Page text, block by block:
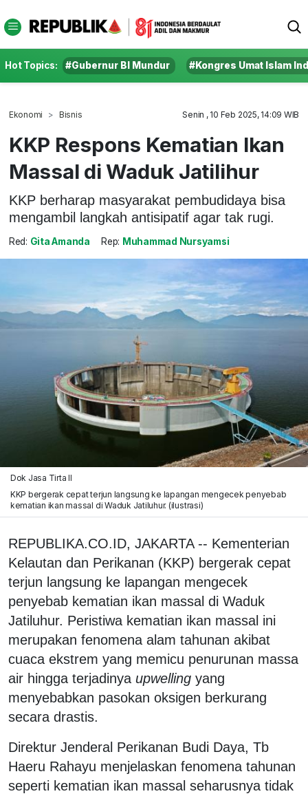
Hot Topics: #Gubernur BI Mundur #Kongres Umat Islam
Ekonomi Bisnis Senin , 10 Feb 2025, 14:09 WIB
KKP Respons Kematian Ikan
Massal di Waduk Jatilihur
KKP berharap masyarakat pembudidaya bisa
mengambil langkah antisipatif agar tak rugi.
Red: Gita Amanda Rep: Muhammad Nursyamsi
Dok Jasa Tirta II
KKP bergerak cepat terjun langsung ke lapangan mengecek penyebab
kematian ikan massal di Waduk Jatiluhur. (ilustrasi)
REPUBLIKA.CO.ID, JAKARTA -- Kementerian
Kelautan dan Perikanan (KKP) bergerak cepat
terjun langsung ke lapangan mengecek
penyebab kematian ikan massal di Waduk
Jatiluhur. Peristiwa kematian ikan massal ini
merupakan fenomena alam tahunan akibat
cuaca ekstrem yang memicu penurunan massa
air hingga terjadinya upwelling yang
menyebabkan pasokan oksigen berkurang
secara drastis.
Direktur Jenderal Perikanan Budi Daya, Tb
Haeru Rahayu menjelaskan fenomena tahunan
seperti kematian ikan massal seharusnya tidak